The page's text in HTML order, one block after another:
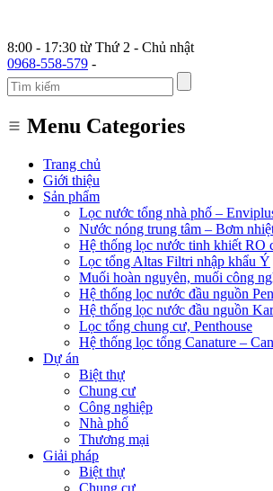
8:00 - 17:30 từ Thứ 2 - Chủ nhật
0968-558-579 -
Menu Categories
Trang chủ
Giới thiệu
Sản phẩm
Lọc nước tổng nhà phố –
Nước nóng trung tâm – Bơm
Hệ thống lọc nước tinh khiết RO
Lọc tổng Altas Filtri nhập khẩu Ý
Muối hoàn nguyên, muối công
Hệ thống lọc nước đầu nguồn
Hệ thống lọc nước đầu nguồn
Lọc tổng chung cư, Penthouse
Hệ thống lọc tổng Canature –
Dự án
Biệt thự
Chung cư
Công nghiệp
Nhà phố
Thương mại
Giải pháp
Biệt thự
Chung cư